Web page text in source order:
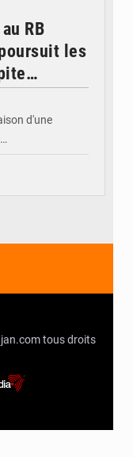
RB
les
d'une
tous droits